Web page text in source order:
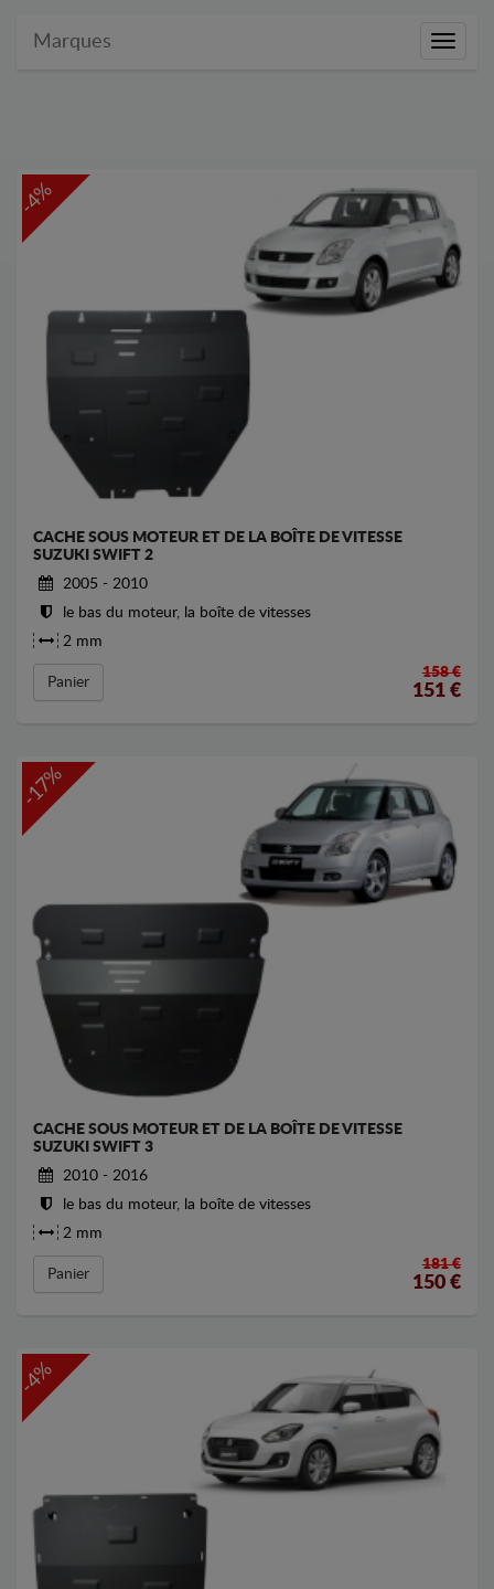
Marques
-4%
CACHE SOUS MOTEUR ET DE LA BOÎTE DE VITESSE
SUZUKI SWIFT 2
2005 - 2010
le bas du moteur, la boîte de vitesses
2 mm
Panier
158 €
151 €
-17%
CACHE SOUS MOTEUR ET DE LA BOÎTE DE VITESSE
SUZUKI SWIFT 3
2010 - 2016
le bas du moteur, la boîte de vitesses
2 mm
Panier
181 €
150 €
-4%